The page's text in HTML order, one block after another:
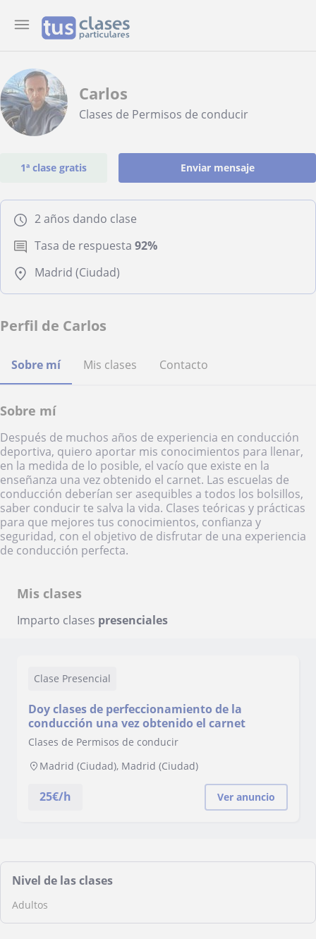
Carlos
Clases de Permisos de conducir
1ª clase gratis Enviar mensaje
2 años dando clase
Tasa de respuesta 92%
Madrid (Ciudad)
Perfil de Carlos
Sobre mí Mis clases Contacto
Sobre mí
Después de muchos años de experiencia en conducción
deportiva, quiero aportar mis conocimientos para llenar,
en la medida de lo posible, el vacío que existe en la
enseñanza una vez obtenido el carnet. Las escuelas de
conducción deberían ser asequibles a todos los bolsillos,
saber conducir te salva la vida. Clases teóricas y prácticas
para que mejores tus conocimientos, confianza y
seguridad, con el objetivo de disfrutar de una experiencia
de conducción perfecta.
Mis clases
Imparto clases presenciales
Clase Presencial
Doy clases de perfeccionamiento de la
conducción una vez obtenido el carnet
Clases de Permisos de conducir
Madrid (Ciudad), Madrid (Ciudad)
25€/h Ver anuncio
Nivel de las clases
Adultos